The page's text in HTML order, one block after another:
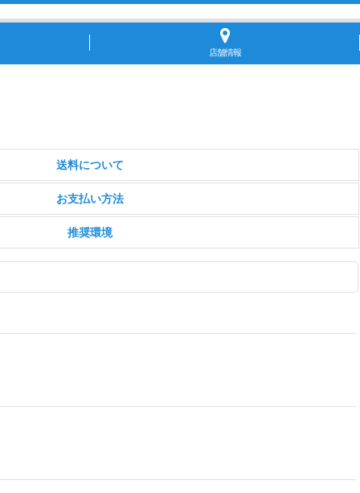
店舗情報
送料について
お支払い方法
推奨環境